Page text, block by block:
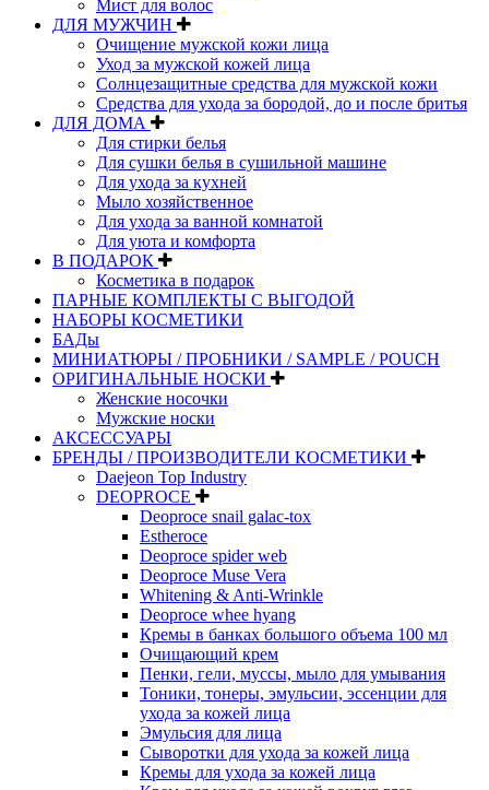
Мист для волос
ДЛЯ МУЖЧИН
Очищение мужской кожи лица
Уход за мужской кожей лица
Солнцезащитные средства для мужской кожи
Средства для ухода за бородой, до и после бритья
ДЛЯ ДОМА
Для стирки белья
Для сушки белья в сушильной машине
Для ухода за кухней
Мыло хозяйственное
Для ухода за ванной комнатой
Для уюта и комфорта
В ПОДАРОК
Косметика в подарок
ПАРНЫЕ КОМПЛЕКТЫ С ВЫГОДОЙ
НАБОРЫ КОСМЕТИКИ
БАДы
МИНИАТЮРЫ / ПРОБНИКИ / SAMPLE / POUCH
ОРИГИНАЛЬНЫЕ НОСКИ
Женские носочки
Мужские носки
АКСЕССУАРЫ
БРЕНДЫ / ПРОИЗВОДИТЕЛИ КОСМЕТИКИ
Daejeon Top Industry
DEOPROCE
Deoproce snail galac-tox
Estheroce
Deoproce spider web
Deoproce Muse Vera
Whitening & Anti-Wrinkle
Deoproce whee hyang
Кремы в банках большого объема 100 мл
Очищающий крем
Пенки, гели, муссы, мыло для умывания
Тоники, тонеры, эмульсии, эссенции для
ухода за кожей лица
Эмульсия для лица
Сыворотки для ухода за кожей лица
Кремы для ухода за кожей лица